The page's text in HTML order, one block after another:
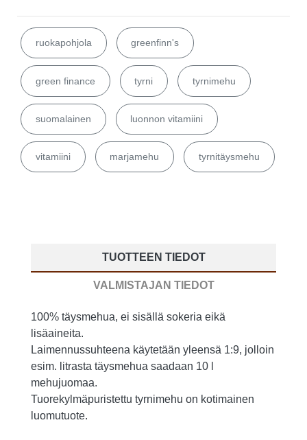
ruokapohjola greenfinn's
green finance tyrni tyrnimehu
suomalainen luonnon vitamiini
vitamiini marjamehu tyrnitäysmehu
TUOTTEEN TIEDOT
VALMISTAJAN TIEDOT
100% täysmehua, ei sisällä sokeria eikä
lisäaineita.
Laimennussuhteena käytetään yleensä 1:9, jolloin
esim. litrasta täysmehua saadaan 10 l
mehujuomaa.
Tuorekylmäpuristettu tyrnimehu on kotimainen
luomutuote.